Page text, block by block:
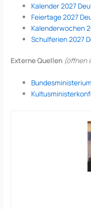
Kalender 2027
Feiertage 2027
Kalenderwochen
Schulferien 2027
Externe Quellen (öffnen